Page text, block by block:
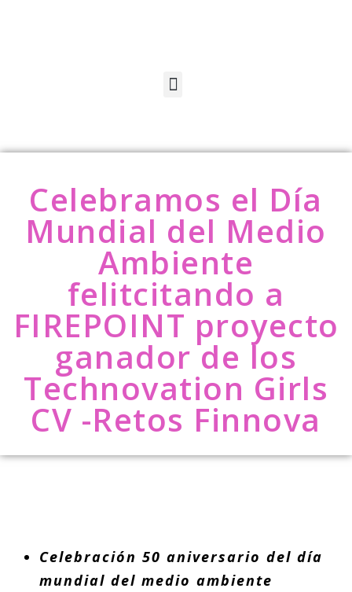
Celebramos el Día
Mundial del Medio
Ambiente
felitcitando a
FIREPOINT proyecto
ganador de los
Technovation Girls
CV -Retos Finnova
Celebración 50 aniversario del día
mundial del medio ambiente